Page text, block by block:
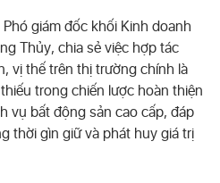
giám đốc khối Kinh doanh
Thủy, chia sẻ việc hợp tác
vị thế trên thị trường chính là
trong chiến lược hoàn thiện
vụ bất động sản cao cấp, đáp
thời gìn giữ và phát huy giá trị